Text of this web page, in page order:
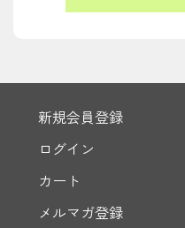
新規会員登録
ログイン
カート
メルマガ登録